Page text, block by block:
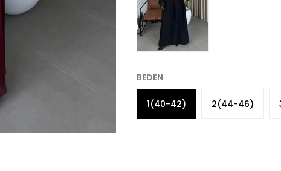
BEDEN
1(40-42) 2(44-46)